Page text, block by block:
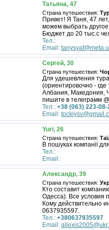
Татьяна, 47
Страна путешествия:
Привет! Я Таня, 47
можем выбрать
Бюджет до 20 тыс.с
Тел.:
Email:
Сергей, 30
Страна путешествия:
Для удешевления
(ориентировочно -
Албания, Македония,
пишите в телеграмм
Тел.: +38 (063) 223-08-
Email:
Yuri, 26
Страна путешествия:
В пошуках компанії
Тел.:
Email:
Александр, 39
Страна путешествия:
Кто составит
Одесса). Все условия
Кому действительно
0637935597.
Тел.: +380637935597
Email: